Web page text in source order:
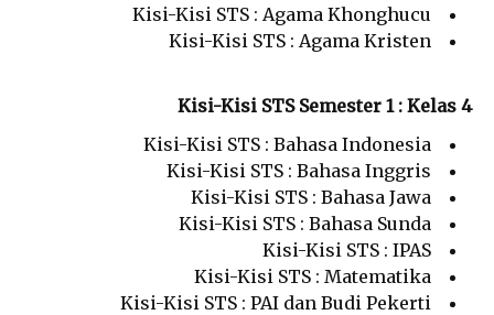
Kisi-Kisi STS : Agama Khonghucu
Kisi-Kisi STS : Agama Kristen
Kisi-Kisi STS Semester 1 : Kelas 4
Kisi-Kisi STS : Bahasa Indonesia
Kisi-Kisi STS : Bahasa Inggris
Kisi-Kisi STS : Bahasa Jawa
Kisi-Kisi STS : Bahasa Sunda
Kisi-Kisi STS : IPAS
Kisi-Kisi STS : Matematika
Kisi-Kisi STS : PAI dan Budi Pekerti